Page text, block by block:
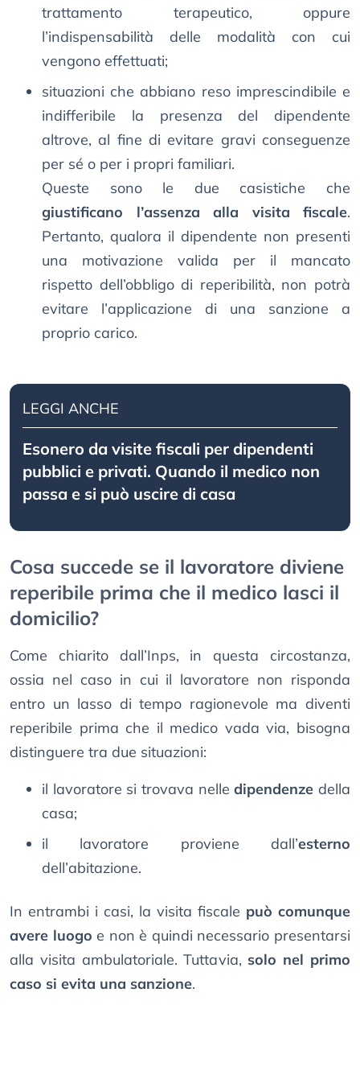
trattamento terapeutico, oppure
l’indispensabilità delle modalità con cui
vengono effettuati;
situazioni che abbiano reso imprescindibile e
indifferibile la presenza del dipendente
altrove, al fine di evitare gravi conseguenze
per sé o per i propri familiari.
Queste sono le due casistiche che
giustificano l’assenza alla visita fiscale.
Pertanto, qualora il dipendente non presenti
una motivazione valida per il mancato
rispetto dell’obbligo di reperibilità, non potrà
evitare l’applicazione di una sanzione a
proprio carico.
LEGGI ANCHE
Esonero da visite fiscali per dipendenti
pubblici e privati. Quando il medico non
passa e si può uscire di casa
Cosa succede se il lavoratore diviene
reperibile prima che il medico lasci il
domicilio?
Come chiarito dall’Inps, in questa circostanza,
ossia nel caso in cui il lavoratore non risponda
entro un lasso di tempo ragionevole ma diventi
reperibile prima che il medico vada via, bisogna
distinguere tra due situazioni:
il lavoratore si trovava nelledipendenze della
casa;
il lavoratore proviene dall’esterno
dell’abitazione.
In entrambi i casi, la visita fiscale può comunque
avere luogo e non è quindi necessario presentarsi
alla visita ambulatoriale. Tuttavia, solo nel primo
caso si evita una sanzione.